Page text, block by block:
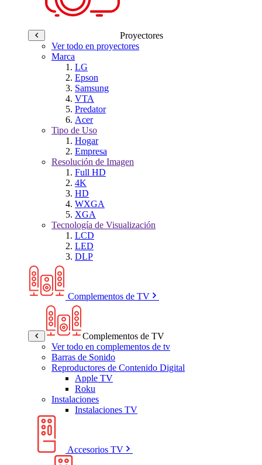
Proyectores
Ver todo en proyectores
Marca
LG
Epson
Samsung
VTA
Predator
Acer
Tipo de Uso
Hogar
Empresa
Resolución de Imagen
Full HD
4K
HD
WXGA
XGA
Tecnología de Visualización
LCD
LED
DLP
Complementos de TV
Complementos de TV
Ver todo en complementos de tv
Barras de Sonido
Reproductores de Contenido Digital
Apple TV
Roku
Instalaciones
Instalaciones TV
Accesorios TV